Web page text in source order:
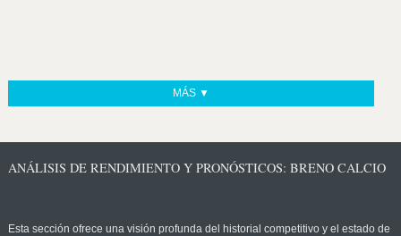
MÁS ▼
ANÁLISIS DE RENDIMIENTO Y PRONÓSTICOS: BRENO CALCIO
Esta sección ofrece una visión profunda del historial competitivo y el estado de